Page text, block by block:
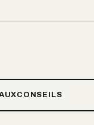
CONSEILS